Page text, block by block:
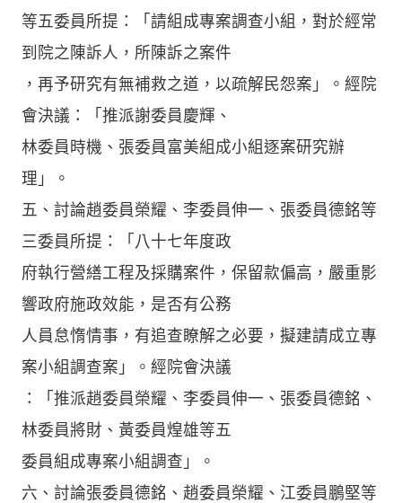
等五委員所提：「請組成專案調查小組，對於經常
到院之陳訴人，所陳訴之案件
，再予研究有無補救之道，以疏解民怨案」。經院
會決議：「推派謝委員慶輝、
林委員時機、張委員富美組成小組逐案研究辦
理」。
五、討論趙委員榮耀、李委員伸一、張委員德銘等
三委員所提：「八十七年度政
府執行營繕工程及採購案件，保留款偏高，嚴重影
響政府施政效能，是否有公務
人員怠惰情事，有追查瞭解之必要，擬建請成立專
案小組調查案」。經院會決議
：「推派趙委員榮耀、李委員伸一、張委員德銘、
林委員將財、黃委員煌雄等五
委員組成專案小組調查」。
六、討論張委員德銘、趙委員榮耀、江委員鵬堅等